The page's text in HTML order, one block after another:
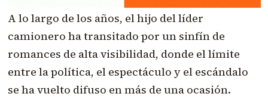
A lo largo de los años, el hijo del líder
camionero ha transitado por un sinfín de
romances de alta visibilidad, donde el límite
entre la política, el espectáculo y el escándalo
se ha vuelto difuso en más de una ocasión.